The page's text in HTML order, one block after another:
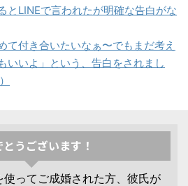
とLINEで言われたが明確な告白がな
て付き合いたいなぁ〜でもまだ考え
いいよ」という、告白をされまし
うございます！
ってご成婚された方、彼氏が